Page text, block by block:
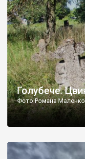
делікатес. На
різноманітних форм
Голубече.
Фото Романа